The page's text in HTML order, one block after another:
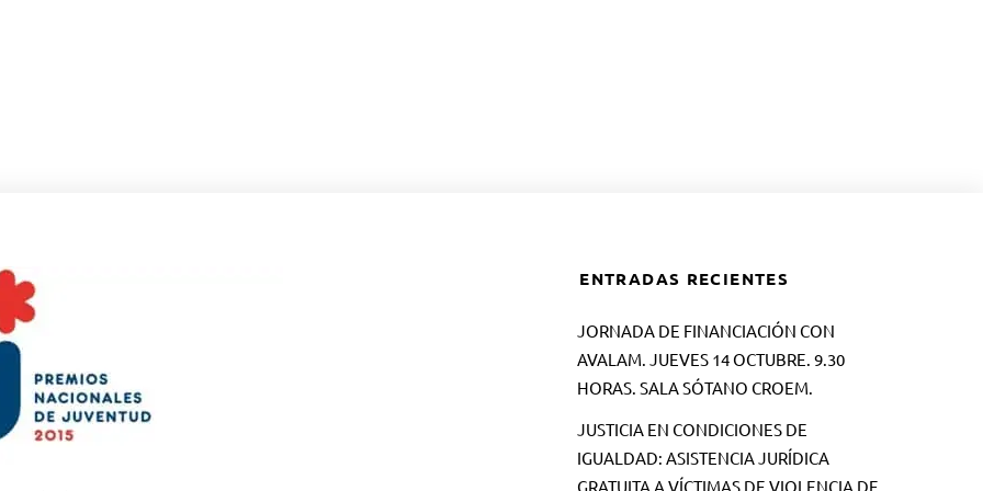
ENTRADAS RECIENTES
JORNADA DE FINANCIACIÓN CON
AVALAM. JUEVES 14 OCTUBRE. 9.30
HORAS. SALA SÓTANO CROEM.
JUSTICIA EN CONDICIONES DE
IGUALDAD: ASISTENCIA JURÍDICA
GRATUITA A VÍCTIMAS DE VIOLENCIA DE